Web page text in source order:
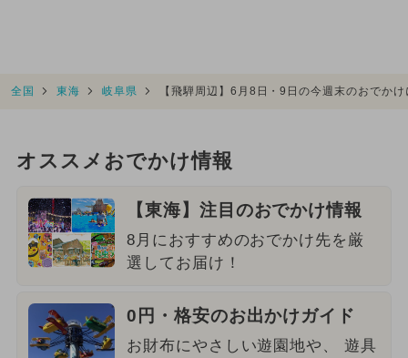
全国 東海 岐阜県 【飛騨周辺】6月8日・9日の今週末のおでか
オススメおでかけ情報
【東海】注目のおでかけ情報
8月におすすめのおでかけ先を厳
選してお届け！
0円・格安のお出かけガイド
お財布にやさしい遊園地や、 遊具